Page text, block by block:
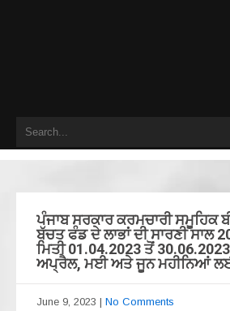
ਪੰਜਾਬ ਸਰਕਾਰ ਕਰਮਚਾਰੀ ਸਮੂਹਿਕ
ਬੱਚਤ ਫੰਡ ਦੇ ਲਾਭਾਂ ਦੀ ਸਾਰਣੀ ਸਾਲ
ਮਿਤੀ 01.04.2023 ਤੋਂ
ਅਪ੍ਰੈਲ, ਮਈ ਅਤੇ ਜੂਨ ਮਹੀਨਿਆਂ ਲਈ
June 9, 2023 | No Comments